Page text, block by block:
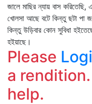
জালে মাছির ন্যায় বাস
খোলসা আছে বটে কিন্তু ছটা পা
কিন্তু উড়িবার কোন সুবিধা
হইয়াছে।
Please
a rendition.
help.